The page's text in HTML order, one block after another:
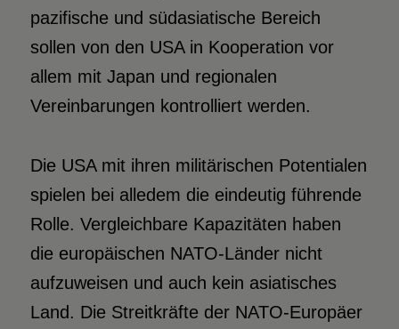
pazifische und südasiatische Bereich
sollen von den USA in Kooperation vor
allem mit Japan und regionalen
Vereinbarungen kontrolliert werden.
Die USA mit ihren militärischen Potentialen
spielen bei alledem die eindeutig führende
Rolle. Vergleichbare Kapazitäten haben
die europäischen NATO-Länder nicht
aufzuweisen und auch kein asiatisches
Land. Die Streitkräfte der NATO-Europäer